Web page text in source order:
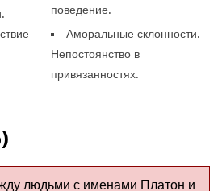
поведение.
Аморальные склонности.
Непостоянство в
привязанностях.
людьми с именами Платон и